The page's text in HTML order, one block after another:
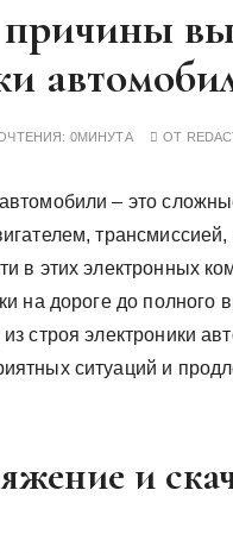
0МИНУТА ОТ
– это
в этих электронных
на дороге до
строя электроники
ситуаций и
и